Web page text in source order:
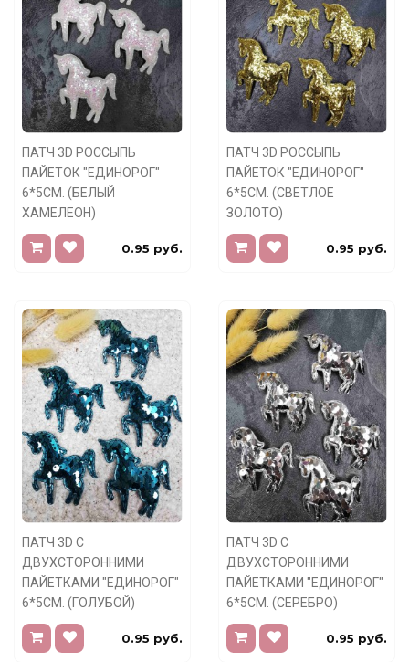
ПАТЧ 3D РОССЫПЬ
ПАЙЕТОК "ЕДИНОРОГ"
6*5СМ. (БЕЛЫЙ
ХАМЕЛЕОН)
0.95 руб.
ПАТЧ 3D РОССЫПЬ
ПАЙЕТОК "ЕДИНОРОГ"
6*5СМ. (СВЕТЛОЕ
ЗОЛОТО)
0.95 руб.
ПАТЧ 3D С
ДВУХСТОРОННИМИ
ПАЙЕТКАМИ "ЕДИНОРОГ"
6*5СМ. (ГОЛУБОЙ)
0.95 руб.
ПАТЧ 3D С
ДВУХСТОРОННИМИ
ПАЙЕТКАМИ "ЕДИНОРОГ"
6*5СМ. (СЕРЕБРО)
0.95 руб.